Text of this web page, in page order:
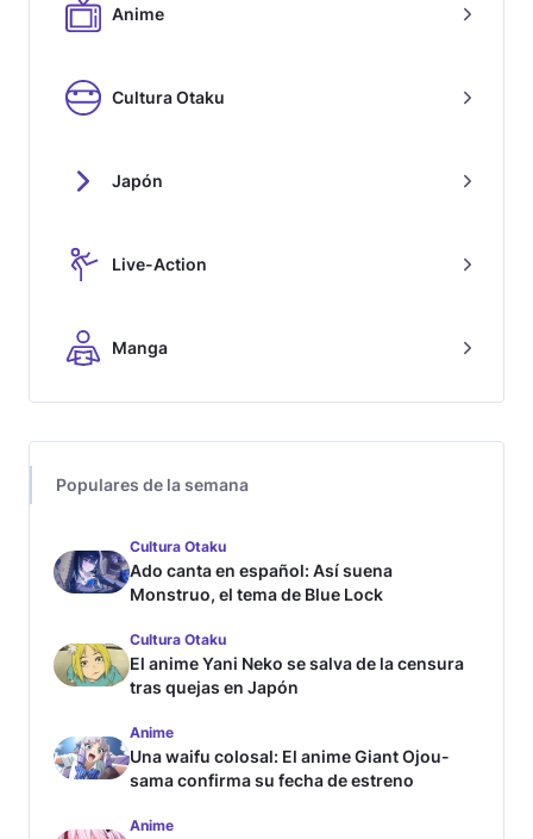
Anime
Cultura Otaku
Japón
Live-Action
Manga
Populares de la semana
Cultura Otaku
Ado canta en español: Así suena
Monstruo, el tema de Blue Lock
Cultura Otaku
El anime Yani Neko se salva de la censura
tras quejas en Japón
Anime
Una waifu colosal: El anime Giant Ojou-
sama confirma su fecha de estreno
Anime